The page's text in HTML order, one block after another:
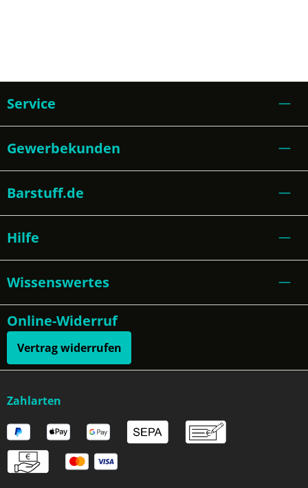
Service
Gewerbekunden
Barstuff.de
Hilfe
Wissenswertes
Online-Widerruf
Vertrag widerrufen
Zahlarten